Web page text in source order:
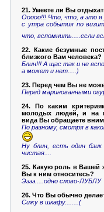
21. Умеете ли Вы
Ооооо!!! Что, что, а это
с утра события по
что, вспомнить.....если
22. Какие безумные
близкого Вам человека?
Блин!!! А щас так и не
а может и нет.....)
23. Перед чем Вы не
Перед маринованными
24. По каким
молодых людей, и на
вида Вы обращаете
По разному, смотря в
Ну блин, есть один
чистая....
25. Какую роль в Вашей
Вы к ним относитесь?
Ээээ.....одно слово-ЛУБЛУ
26. Что Вы обычно
Сижу в шкафу........(